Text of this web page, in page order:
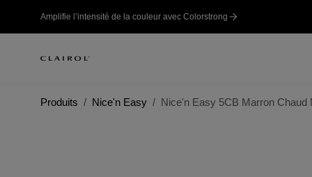
Amplifie l’intensité de la couleur avec Colorstrong
Produits Nice'n Easy Nice'n Easy 5CB Marron Chaud